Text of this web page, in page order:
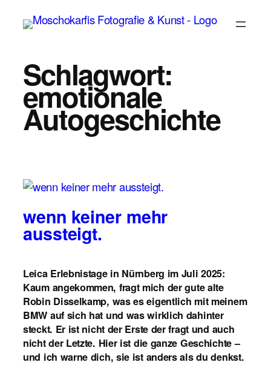
Inhalt
Schlagwort:
emotionale
Autogeschichte
wenn keiner mehr
aussteigt.
Leica Erlebnistage in Nürnberg im Juli 2025:
Kaum angekommen, fragt mich der gute alte
Robin Disselkamp, was es eigentlich mit meinem
BMW auf sich hat und was wirklich dahinter
steckt. Er ist nicht der Erste der fragt und auch
nicht der Letzte. Hier ist die ganze Geschichte –
und ich warne dich, sie ist anders als du denkst.